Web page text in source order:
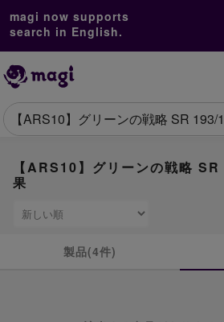
magi now supports
search in English.
【ARS10】グリーンの戦略
果
製品(4件)